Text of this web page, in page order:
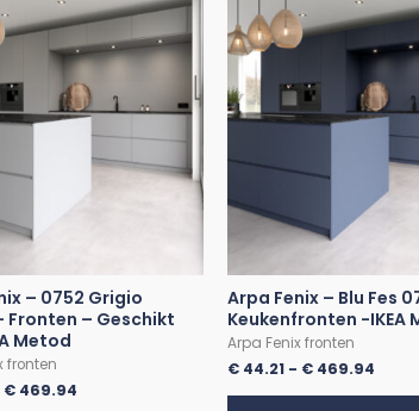
– 0752 Grigio
Fronten – Geschikt
Metod
fronten
€ 469.94
Arpa Fenix – Blu Fes
Keukenfronten -IKEA
Arpa Fenix fronten
€ 44.21 - € 469.94